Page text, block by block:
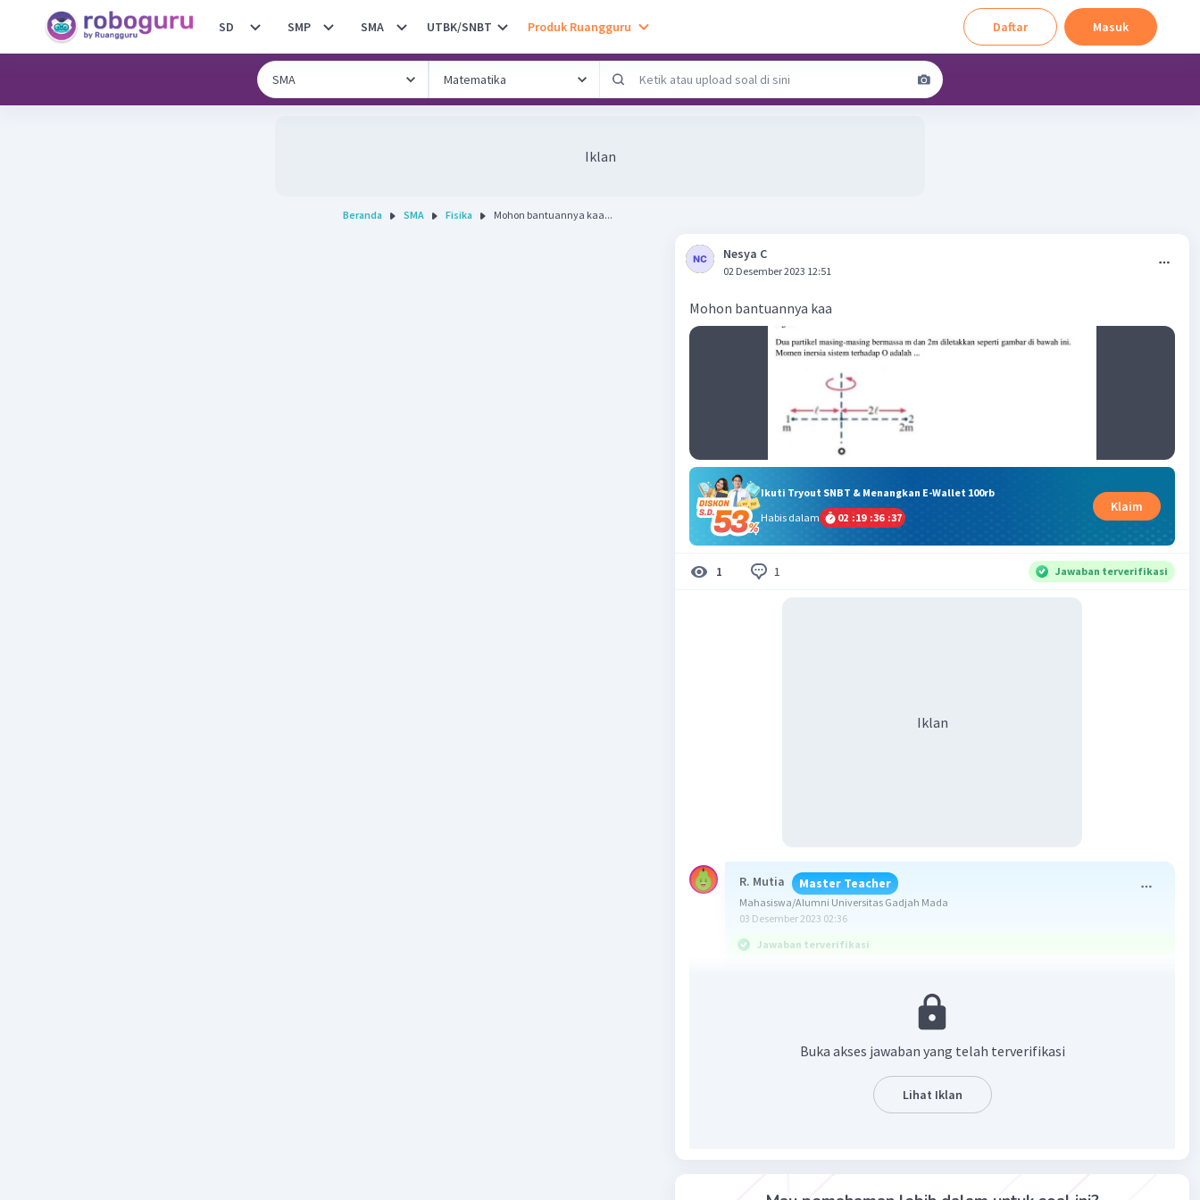
SD SMP SMA UTBK/SNBT Produk Ruangguru Daftar Masuk
Iklan
Beranda SMA Fisika Mohon bantuannya kaa...
Nesya C
02 Desember 2023 12:51
Mohon bantuannya kaa
Ikuti Tryout SNBT & Menangkan E-Wallet 100rb
Habis dalam
02 :19 :36 :37
Klaim
1 1 Jawaban terverifikasi
Iklan
R. Mutia Master Teacher
Mahasiswa/Alumni Universitas Gadjah Mada
03 Desember 2023 02:36
Jawaban terverifikasi
Buka akses jawaban yang telah terverifikasi
Lihat Iklan